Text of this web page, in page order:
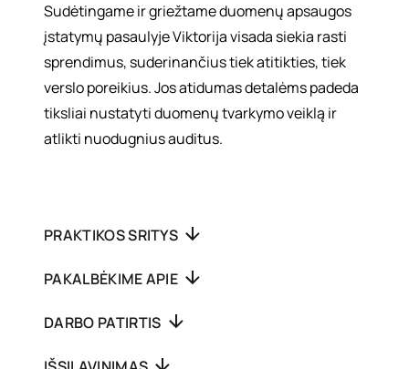
Sudėtingame ir griežtame duomenų apsaugos
įstatymų pasaulyje Viktorija visada siekia rasti
sprendimus, suderinančius tiek atitikties, tiek
verslo poreikius. Jos atidumas detalėms padeda
tiksliai nustatyti duomenų tvarkymo veiklą ir
atlikti nuodugnius auditus.
PRAKTIKOS SRITYS
PAKALBĖKIME APIE
DARBO PATIRTIS